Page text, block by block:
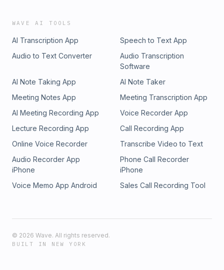
WAVE AI TOOLS
AI Transcription App
Speech to Text App
Audio to Text Converter
Audio Transcription
Software
AI Note Taking App
AI Note Taker
Meeting Notes App
Meeting Transcription App
AI Meeting Recording App
Voice Recorder App
Lecture Recording App
Call Recording App
Online Voice Recorder
Transcribe Video to Text
Audio Recorder App
iPhone
Phone Call Recorder
iPhone
Voice Memo App Android
Sales Call Recording Tool
© 2026 Wave. All rights reserved.
BUILT IN NEW YORK